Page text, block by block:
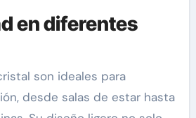
en diferentes
son ideales para
desde salas de estar hasta